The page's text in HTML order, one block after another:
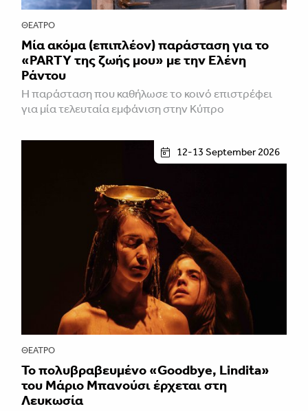
ΘΈΑΤΡΟ
Μία ακόμα (επιπλέον) παράσταση για το
«PARTY της ζωής μου» με την Ελένη
Ράντου
Η παράσταση που καθήλωσε το κοινό επιστρέφει
για μία τελευταία εμφάνιση στην Κύπρο
12-13 September 2026
ΘΈΑΤΡΟ
Το πολυβραβευμένο «Goodbye, Lindita»
του Μάριο Μπανούσι έρχεται στη
Λευκωσία